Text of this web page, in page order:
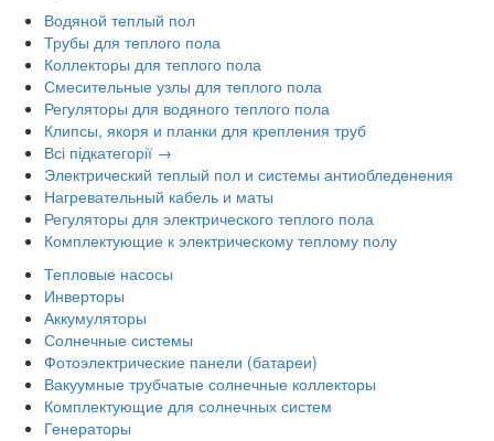
Водяной теплый пол
Трубы для теплого пола
Коллекторы для теплого пола
Смесительные узлы для теплого пола
Регуляторы для водяного теплого пола
Клипсы, якоря и планки для крепления труб
Всі підкатегорії →
Электрический теплый пол и системы антиобледенения
Нагревательный кабель и маты
Регуляторы для электрического теплого пола
Комплектующие к электрическому теплому полу
Тепловые насосы
Инверторы
Аккумуляторы
Солнечные системы
Фотоэлектрические панели (батареи)
Вакуумные трубчатые солнечные коллекторы
Комплектующие для солнечных систем
Генераторы